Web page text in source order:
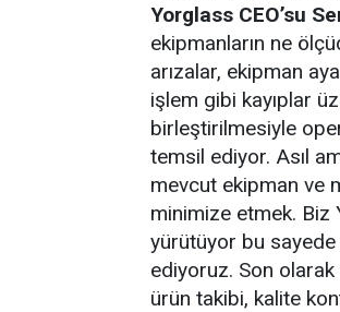
Yorglass CEO’su
ekipmanların ne
arızalar, ekipman
işlem gibi kayıplar
birleştirilmesiyle
temsil ediyor. Asıl
mevcut ekipman ve
minimize etmek.
yürütüyor bu sayede
ediyoruz. Son
ürün takibi, kalite